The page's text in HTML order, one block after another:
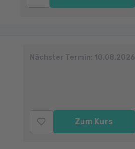
Nächster Termin: 10.08.2026
Zum Kurs